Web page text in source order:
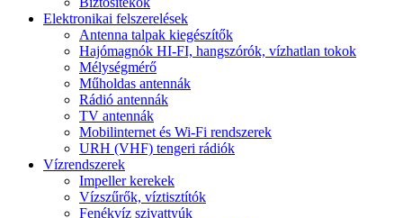
Elektronikai felszerelések
Antenna talpak kiegészítők
Hajómagnók HI-FI, hangszórók, vízhatlan tokok
Mélységmérő
Műholdas antennák
Rádió antennák
TV antennák
Mobilinternet és Wi-Fi rendszerek
URH (VHF) tengeri rádiók
Vízrendszerek
Impeller kerekek
Vízszűrők, víztisztítók
Fenékvíz szivattyúk